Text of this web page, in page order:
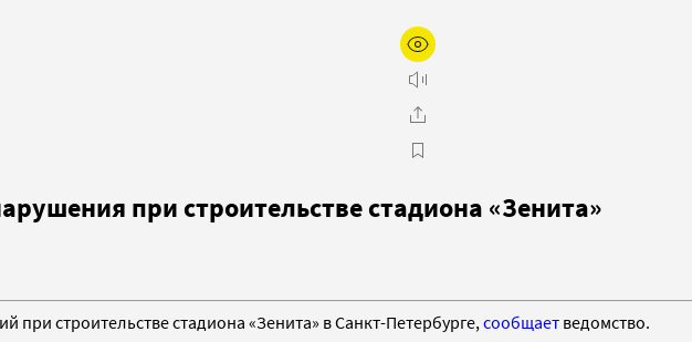
при строительстве стадиона «Зенита»
при строительстве стадиона «Зенита» в Санкт-Петербурге, сообщает ведомство.